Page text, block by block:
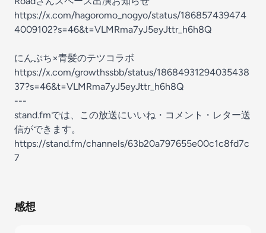
https://x.com/hagoromo_nogyo/status/186857439474
4009102?s=46&t=VLMRma7yJ5eyJttr_h6h8Q
にんぷち×青髪のテツコラボ
https://x.com/growthssbb/status/18684931294035438
37?s=46&t=VLMRma7yJ5eyJttr_h6h8Q
---
stand.fmでは、この放送にいいね・コメント・レター送
信ができます。
https://stand.fm/channels/63b20a797655e00c1c8fd7c
7
感想